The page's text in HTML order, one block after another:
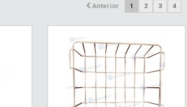
Anterior 1 2 3 4